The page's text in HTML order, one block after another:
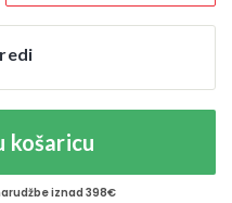
košaricu
iznad 398€